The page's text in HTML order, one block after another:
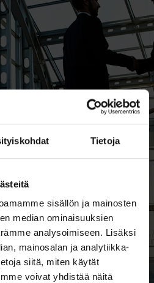
Tietoja
sisällön ja mainosten
median ominaisuuksien
analysoimiseen. Lisäksi
mainosalan ja analytiikka-
siitä, miten käytät
voivat yhdistää näitä